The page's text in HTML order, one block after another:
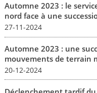
Automne 2023 : le
nord face à une
27-11-2024
Automne 2023 : une
mouvements de terrain
20-12-2024